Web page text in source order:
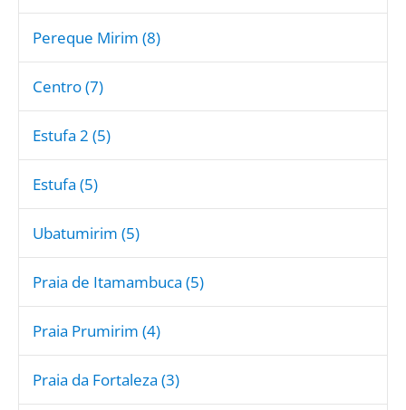
Pereque Mirim (8)
Centro (7)
Estufa 2 (5)
Estufa (5)
Ubatumirim (5)
Praia de Itamambuca (5)
Praia Prumirim (4)
Praia da Fortaleza (3)